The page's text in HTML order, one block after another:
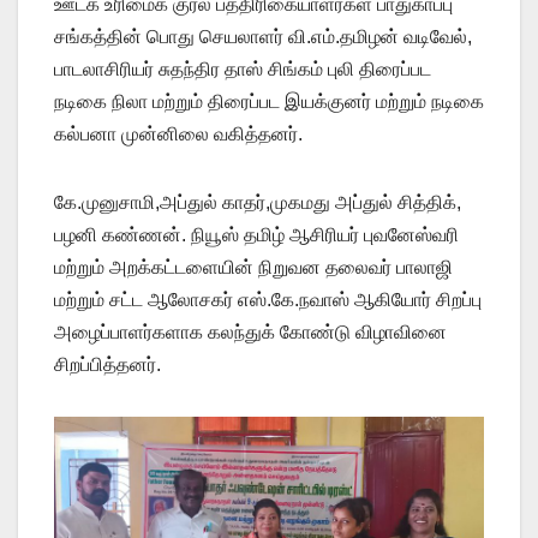
ஊடக உரிமைக் குரல் பத்திரிகையாளர்கள் பாதுகாப்பு
சங்கத்தின் பொது செயலாளர் வி.எம்.தமிழன் வடிவேல்,
பாடலாசிரியர் சுதந்திர தாஸ் சிங்கம் புலி திரைப்பட
நடிகை நிலா மற்றும் திரைப்பட இயக்குனர் மற்றும் நடிகை
கல்பனா முன்னிலை வகித்தனர்.
கே.முனுசாமி,அப்துல் காதர்,முகமது அப்துல் சித்திக்,
பழனி கண்ணன். நியூஸ் தமிழ் ஆசிரியர் புவனேஸ்வரி
மற்றும் அறக்கட்டளையின் நிறுவன தலைவர் பாலாஜி
மற்றும் சட்ட ஆலோசகர் எஸ்.கே.நவாஸ் ஆகியோர் சிறப்பு
அழைப்பாளர்களாக கலந்துக் கோண்டு விழாவினை
சிறப்பித்தனர்.